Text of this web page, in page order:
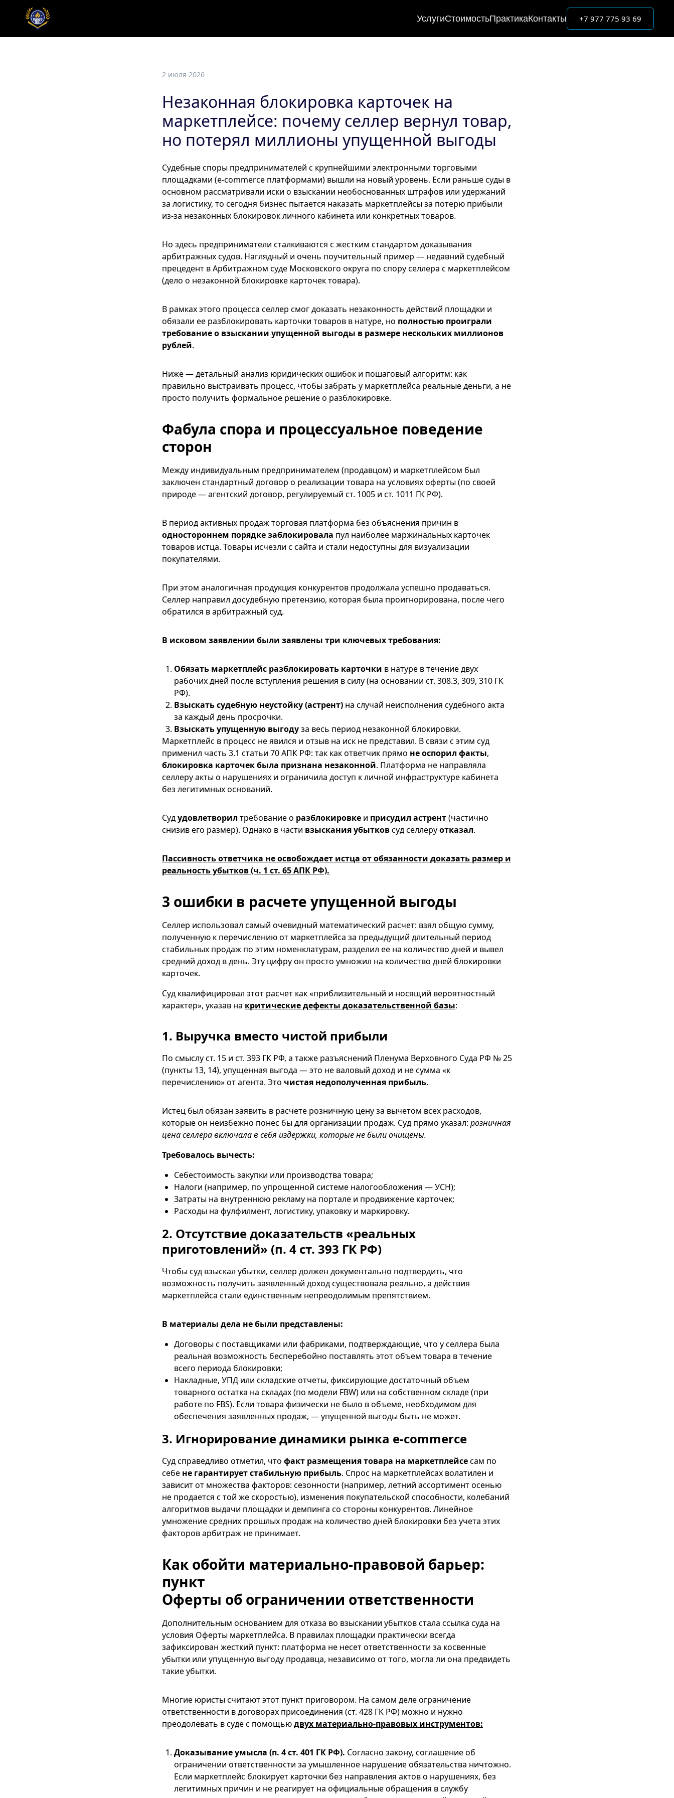
УслугиСтоимостьПрактикаКонтакты +7 977 775 93 69
2 июля 2026
Незаконная блокировка карточек на
маркетплейсе: почему селлер вернул товар,
но потерял миллионы упущенной выгоды
Судебные споры предпринимателей с крупнейшими электронными торговыми
площадками (e-commerce платформами) вышли на новый уровень. Если раньше суды в
основном рассматривали иски о взыскании необоснованных штрафов или удержаний
за логистику, то сегодня бизнес пытается наказать маркетплейсы за потерю прибыли
из-за незаконных блокировок личного кабинета или конкретных товаров.
Но здесь предприниматели сталкиваются с жестким стандартом доказывания
арбитражных судов. Наглядный и очень поучительный пример — недавний судебный
прецедент в Арбитражном суде Московского округа по спору селлера с маркетплейсом
(дело о незаконной блокировке карточек товара).
В рамках этого процесса селлер смог доказать незаконность действий площадки и
обязали ее разблокировать карточки товаров в натуре, но полностью проиграли
требование о взыскании упущенной выгоды в размере нескольких миллионов
рублей.
Ниже — детальный анализ юридических ошибок и пошаговый алгоритм: как
правильно выстраивать процесс, чтобы забрать у маркетплейса реальные деньги, а не
просто получить формальное решение о разблокировке.
Фабула спора и процессуальное поведение
сторон
Между индивидуальным предпринимателем (продавцом) и маркетплейсом был
заключен стандартный договор о реализации товара на условиях оферты (по своей
природе — агентский договор, регулируемый ст. 1005 и ст. 1011 ГК РФ).
В период активных продаж торговая платформа без объяснения причин в
одностороннем порядке заблокировала пул наиболее маржинальных карточек
товаров истца. Товары исчезли с сайта и стали недоступны для визуализации
покупателями.
При этом аналогичная продукция конкурентов продолжала успешно продаваться.
Селлер направил досудебную претензию, которая была проигнорирована, после чего
обратился в арбитражный суд.
В исковом заявлении были заявлены три ключевых требования:
Обязать маркетплейс разблокировать карточки в натуре в течение двух
рабочих дней после вступления решения в силу (на основании ст. 308.3, 309, 310 ГК
РФ).
Взыскать судебную неустойку (астрент) на случай неисполнения судебного акта
за каждый день просрочки.
Взыскать упущенную выгодуза весь период незаконной блокировки.
Маркетплейс в процесс не явился и отзыв на иск не представил. В связи с этим суд
применил часть 3.1 статьи 70 АПК РФ: так как ответчик прямо не оспорил факты,
блокировка карточек была признана незаконной. Платформа не направляла
селлеру акты о нарушениях и ограничила доступ к личной инфраструктуре кабинета
без легитимных оснований.
Судудовлетворил требование о разблокировке и присудил астрент(частично
снизив его размер). Однако в части взыскания убытковсуд селлеруотказал.
Пассивность ответчика не освобождает истца от обязанности доказать размер и
реальность убытков (ч. 1 ст. 65 АПК РФ).
3 ошибки в расчете упущенной выгоды
Селлер использовал самый очевидный математический расчет: взял общую сумму,
полученную к перечислению от маркетплейса за предыдущий длительный период
стабильных продаж по этим номенклатурам, разделил ее на количество дней и вывел
средний доход в день. Эту цифру он просто умножил на количество дней блокировки
карточек.
Суд квалифицировал этот расчет как «приблизительный и носящий вероятностный
характер», указав на критические дефекты доказательственной базы:
1. Выручка вместо чистой прибыли
По смыслу ст. 15 и ст. 393 ГК РФ, а также разъяснений Пленума Верховного Суда РФ № 25
(пункты 13, 14), упущенная выгода — это не валовый доход и не сумма «к
перечислению» от агента. Это чистая недополученная прибыль.
Истец был обязан заявить в расчете розничную цену за вычетом всех расходов,
которые он неизбежно понес бы для организации продаж. Суд прямо указал: розничная
цена селлера включала в себя издержки, которые не были очищены.
Требовалось вычесть:
Себестоимость закупки или производства товара;
Налоги (например, по упрощенной системе налогообложения — УСН);
Затраты на внутреннюю рекламу на портале и продвижение карточек;
Расходы на фулфилмент, логистику, упаковку и маркировку.
2. Отсутствие доказательств «реальных
приготовлений» (п. 4 ст. 393 ГК РФ)
Чтобы суд взыскал убытки, селлер должен документально подтвердить, что
возможность получить заявленный доход существовала реально, а действия
маркетплейса стали единственным непреодолимым препятствием.
В материалы дела не были представлены:
Договоры с поставщиками или фабриками, подтверждающие, что у селлера была
реальная возможность бесперебойно поставлять этот объем товара в течение
всего периода блокировки;
Накладные, УПД или складские отчеты, фиксирующие достаточный объем
товарного остатка на складах (по модели FBW) или на собственном складе (при
работе по FBS). Если товара физически не было в объеме, необходимом для
обеспечения заявленных продаж, — упущенной выгоды быть не может.
3. Игнорирование динамики рынка e-commerce
Суд справедливо отметил, что факт размещения товара на маркетплейсесам по
себе не гарантирует стабильную прибыль. Спрос на маркетплейсах волатилен и
зависит от множества факторов: сезонности (например, летний ассортимент осенью
не продается с той же скоростью), изменения покупательской способности, колебаний
алгоритмов выдачи площадки и демпинга со стороны конкурентов. Линейное
умножение средних прошлых продаж на количество дней блокировки без учета этих
факторов арбитраж не принимает.
Как обойти материально-правовой барьер:
пункт
Оферты об ограничении ответственности
Дополнительным основанием для отказа во взыскании убытков стала ссылка суда на
условия Оферты маркетплейса. В правилах площадки практически всегда
зафиксирован жесткий пункт: платформа не несет ответственности за косвенные
убытки или упущенную выгоду продавца, независимо от того, могла ли она предвидеть
такие убытки.
Многие юристы считают этот пункт приговором. На самом деле ограничение
ответственности в договорах присоединения (ст. 428 ГК РФ) можно и нужно
преодолевать в суде с помощьюдвух материально-правовых инструментов:
Доказывание умысла (п. 4 ст. 401 ГК РФ). Согласно закону, соглашение об
ограничении ответственности за умышленное нарушение обязательства ничтожно.
Если маркетплейс блокирует карточки без направления актов о нарушениях, без
легитимных причин и не реагирует на официальные обращения в службу